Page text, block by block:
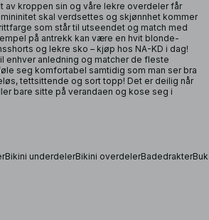
av kroppen sin og våre lekre overdeler får
skal verdsettes og skjønnhet kommer
som står til utseendet og match med
på antrekk kan være en hvit blonde-
og lekre sko – kjøp hos NA-KD i dag!
enhver anledning og matcher de fleste
seg komfortabel samtidig som man ser bra
tettsittende og sort topp! Det er deilig når
bare sitte på verandaen og kose seg i
Bikini underdelerBikini overdelerBadedrakter